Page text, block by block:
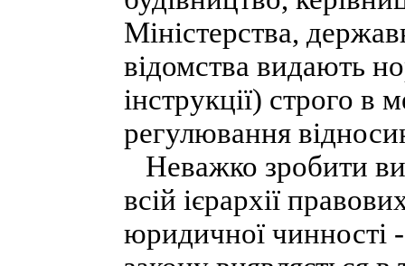
Міністерства,
відомства видають
інструкції) строго
регулювання
Неважко зробити
всій ієрархії
юридичної чинності